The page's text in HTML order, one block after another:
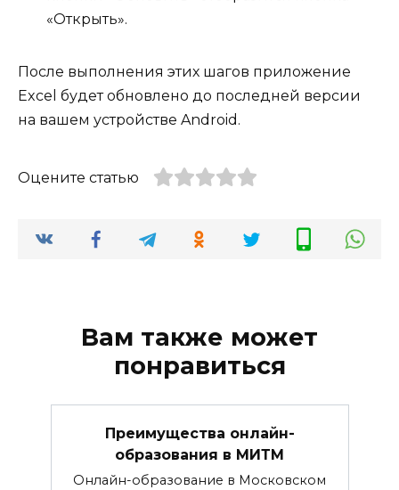
«Открыть».
После выполнения этих шагов приложение
Excel будет обновлено до последней версии
на вашем устройстве Android.
Оцените статью
Вам также может
понравиться
Преимущества онлайн-
образования в МИТМ
Онлайн-образование в Московском